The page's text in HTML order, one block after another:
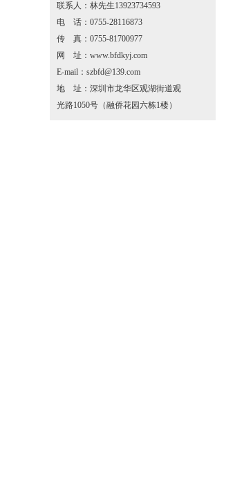
联系人：林先生13923734593
电 话：0755-28116873
传 真：0755-81700977
网 址：www.bfdkyj.com
E-mail：szbfd@139.com
地 址：深圳市龙华区观湖街道观
光路1050号（融侨花园六栋1楼）